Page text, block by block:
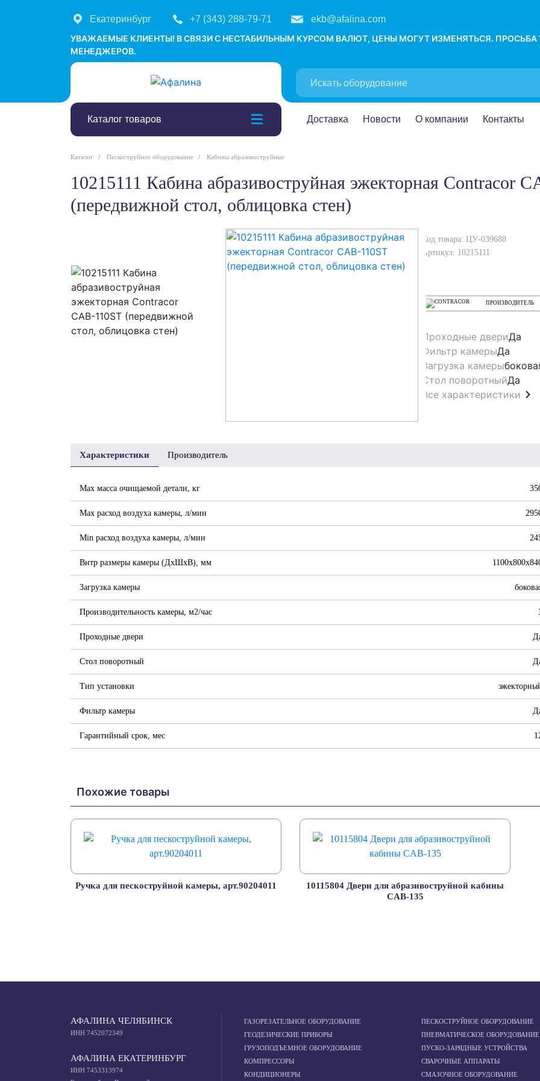
Екатеринбург +7 (343) 288-79-71 ekb@afalina.com
УВАЖАЕМЫЕ КЛИЕНТЫ! В СВЯЗИ С НЕСТАБИЛЬНЫМ КУРСОМ ВАЛЮТ, ЦЕНЫ МОГУТ ИЗМЕНЯТЬСЯ.
МЕНЕДЖЕРОВ.
Каталог товаров Доставка Новости О компании Контакты
Каталог Пескоструйное оборудование Кабины абразивоструйные
10215111 Кабина абразивоструйная эжекторная Contracor CAB-110ST
(передвижной стол, облицовка стен)
Код товара: ЦУ-039688
Артикул: 10215111
ПРОИЗВОДИТЕЛЬ
Проходные двериДа
Фильтр камерыДа
Загрузка камеры
Стол поворотныйДа
Все характеристики
Характеристики Производитель
Max масса очищаемой детали, кг
Max расход воздуха камеры, л/мин
Min расход воздуха камеры, л/мин
Внтр размеры камеры (ДхШхВ), мм
Загрузка камеры
Производительность камеры, м2/час
Проходные двери
Стол поворотный
Тип установки
Фильтр камеры
Гарантийный срок, мес
Похожие товары
Ручка для пескоструйной камеры, арт.90204011
10115804 Двери для абразивоструйной кабины
CAB-135
АФАЛИНА ЧЕЛЯБИНСК
ИНН 7452072349
АФАЛИНА ЕКАТЕРИНБУРГ
ИНН 7453313974
ГАЗОРЕЗАТЕЛЬНОЕ ОБОРУДОВАНИЕ
ГЕОДЕЗИЧЕСКИЕ ПРИБОРЫ
ГРУЗОПОДЪЕМНОЕ ОБОРУДОВАНИЕ
КОМПРЕССОРЫ
КОНДИЦИОНЕРЫ
ПЕСКОСТРУЙНОЕ ОБОРУДОВАНИЕ
ПНЕВМАТИЧЕСКОЕ ОБОРУДОВАНИЕ
ПУСКО-ЗАРЯДНЫЕ УСТРОЙСТВА
СВАРОЧНЫЕ АППАРАТЫ
СМАЗОЧНОЕ ОБОРУДОВАНИЕ